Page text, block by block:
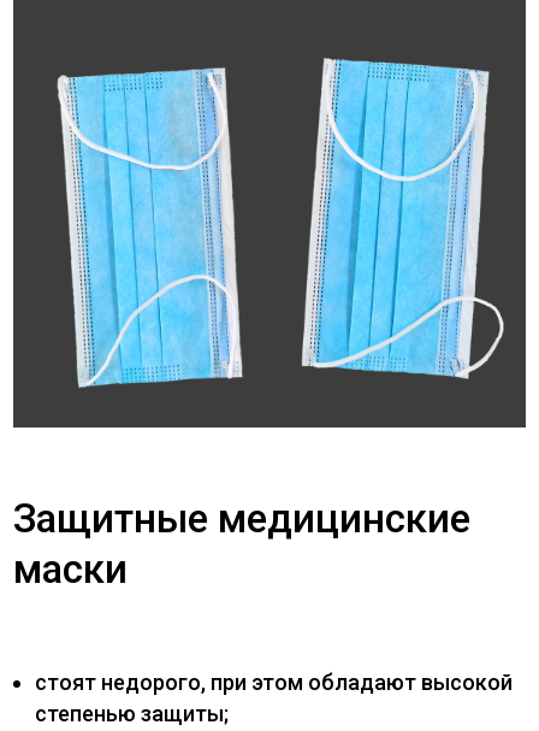
Защитные медицинские
маски
стоят недорого, при этом обладают высокой
степенью защиты;